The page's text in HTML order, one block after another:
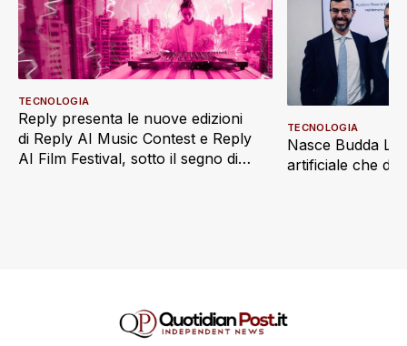
Reply presenta le nuove edizioni
di Reply AI Music Contest e Reply
AI Film Festival, sotto il segno di
TECNOLOGIA
Nasce Budda
artificiale che
TECNOLOGIA